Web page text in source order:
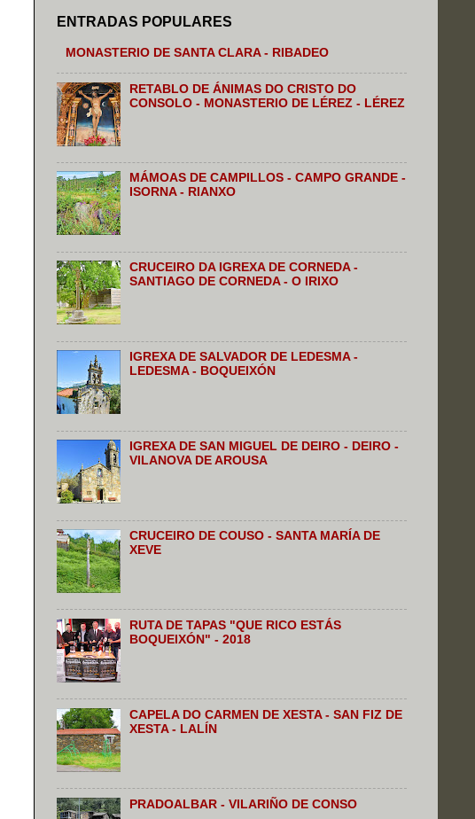
ENTRADAS POPULARES
MONASTERIO DE SANTA CLARA - RIBADEO
RETABLO DE ÁNIMAS DO CRISTO DO
CONSOLO - MONASTERIO DE LÉREZ - LÉREZ
MÁMOAS DE CAMPILLOS - CAMPO GRANDE -
ISORNA - RIANXO
CRUCEIRO DA IGREXA DE CORNEDA -
SANTIAGO DE CORNEDA - O IRIXO
IGREXA DE SALVADOR DE LEDESMA -
LEDESMA - BOQUEIXÓN
IGREXA DE SAN MIGUEL DE DEIRO - DEIRO -
VILANOVA DE AROUSA
CRUCEIRO DE COUSO - SANTA MARÍA DE
XEVE
RUTA DE TAPAS "QUE RICO ESTÁS
BOQUEIXÓN" - 2018
CAPELA DO CARMEN DE XESTA - SAN FIZ DE
XESTA - LALÍN
PRADOALBAR - VILARIÑO DE CONSO